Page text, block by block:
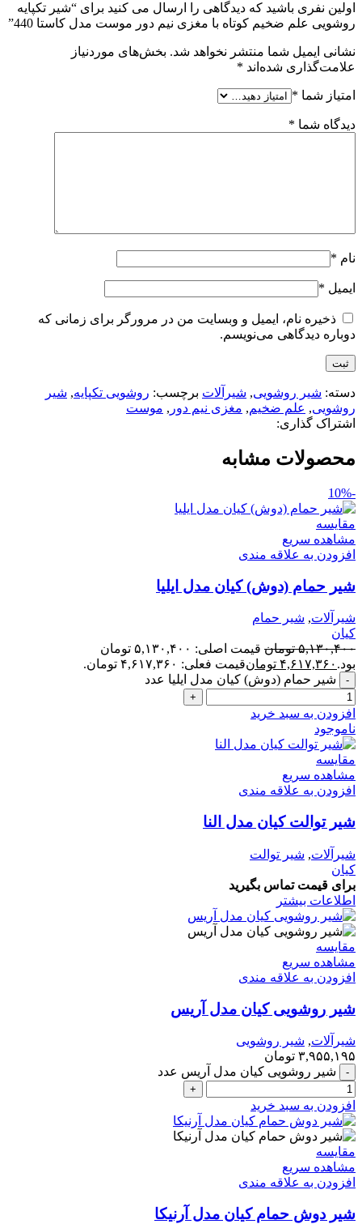
اولین نفری باشید که دیدگاهی را ارسال می کنید برای “شیر تکپایه
روشویی علم ضخیم کوتاه با مغزی نیم دور موست مدل کاستا 440”
نشانی ایمیل شما منتشر نخواهد شد. بخش‌های موردنیاز
علامت‌گذاری شده‌اند *
امتیاز شما *
دیدگاه شما *
نام *
ایمیل *
ذخیره نام، ایمیل و وبسایت من در مرورگر برای زمانی که
دوباره دیدگاهی می‌نویسم.
دسته: شیر روشویی, شیرآلات برچسب: روشویی تکپایه, شیر
روشویی, علم ضخیم, مغزی نیم دور , موست
اشتراک گذاری:
محصولات مشابه
-10%
مقایسه
مشاهده سریع
افزودن به علاقه مندی
شیر حمام (دوش) کیان مدل ایلیا
شیرآلات, شیر حمام
کیان
۵,۱۳۰,۴۰۰ تومان
قیمت اصلی: ۵,۱۳۰,۴۰۰ تومان
بود. ۴,۶۱۷,۳۶۰ تومانقیمت فعلی: ۴,۶۱۷,۳۶۰ تومان.
شیر حمام (دوش) کیان مدل ایلیا عدد
افزودن به سبد خرید
ناموجود
مقایسه
مشاهده سریع
افزودن به علاقه مندی
شیر توالت کیان مدل النا
شیرآلات, شیر توالت
کیان
برای قیمت تماس بگیرید
اطلاعات بیشتر
مقایسه
مشاهده سریع
افزودن به علاقه مندی
شیر روشویی کیان مدل آریس
شیرآلات, شیر روشویی
۳,۹۵۵,۱۹۵ تومان
شیر روشویی کیان مدل آریس عدد
افزودن به سبد خرید
مقایسه
مشاهده سریع
افزودن به علاقه مندی
شیر دوش حمام کیان مدل آرنیکا